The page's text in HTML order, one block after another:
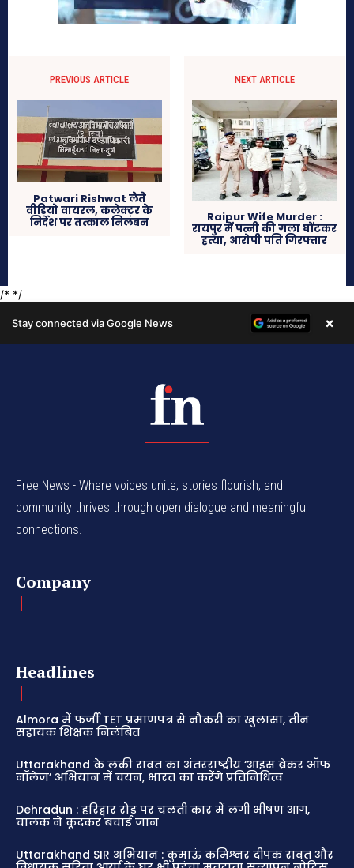
Free News - Where voices unite, stories flourish, and
community thrives through open dialogue and meaningful
connections.
Company
Headlines
Almora में फर्जी TET प्रमाणपत्र से नौकरी का खुलासा, तीन
सहायक शिक्षक निलंबित
Uttarakhand के लकी रावत का अंतरराष्ट्रीय ‘आइस ब्रेकर ऑफ
नॉलेज’ अभियान में चयन, भारत का करेंगे प्रतिनिधित्व
Dehradun : हरिद्वार रोड पर चलती कार में लगी भीषण आग,
चालक ने कूदकर बचाई जान
Uttarakhand SIR अभियान : कुमाऊं कमिश्नर दीपक रावत और